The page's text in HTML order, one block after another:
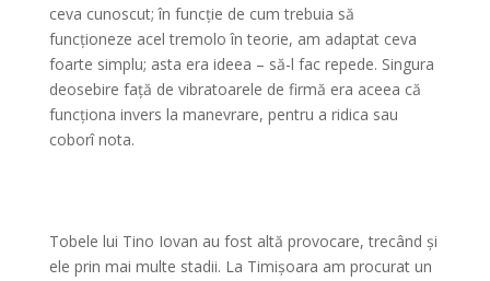
ceva cunoscut; în funcție de cum trebuia să
funcționeze acel tremolo în teorie, am adaptat ceva
foarte simplu; asta era ideea – să-l fac repede. Singura
deosebire față de vibratoarele de firmă era aceea că
funcționa invers la manevrare, pentru a ridica sau
coborî nota.
Tobele lui Tino Iovan au fost altă provocare, trecând și
ele prin mai multe stadii. La Timișoara am procurat un